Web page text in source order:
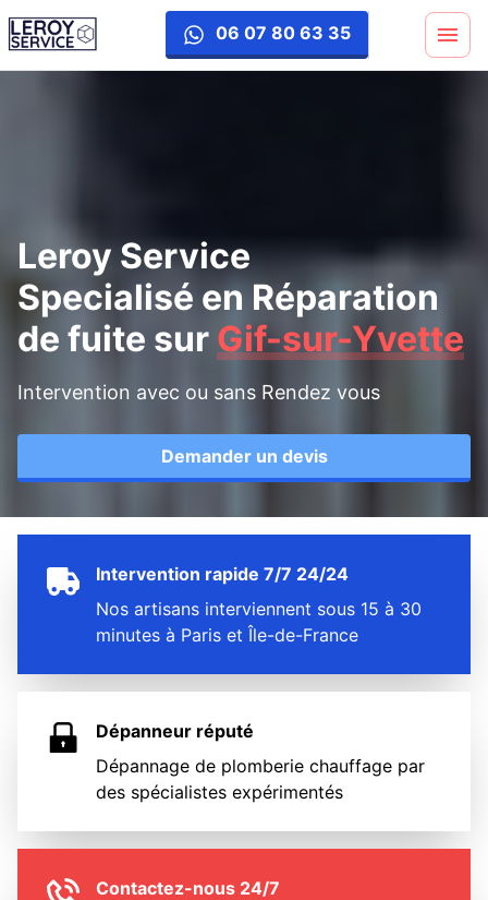
06 07 80 63 35
reparation-fuite
Leroy Service
Specialisé en Réparation
de fuite sur Gif-sur-Yvette
Intervention avec ou sans Rendez vous
Demander un devis
Intervention rapide 7/7 24/24
Nos artisans interviennent sous 15 à 30
minutes à Paris et Île-de-France
Dépanneur réputé
Dépannage de plomberie chauffage par
des spécialistes expérimentés
Contactez-nous 24/7